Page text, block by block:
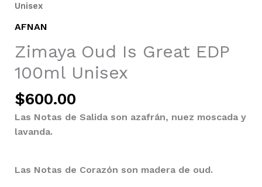
Unisex
AFNAN
Zimaya Oud Is Great EDP
100ml Unisex
$600.00
Las Notas de Salida son azafrán, nuez moscada y
lavanda.
Las Notas de Corazón son madera de oud.